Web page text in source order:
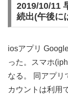
2019/10/11
続出(午後に
iosアプリ
った。スマホ
なる。 同アプリ
カウントは利用